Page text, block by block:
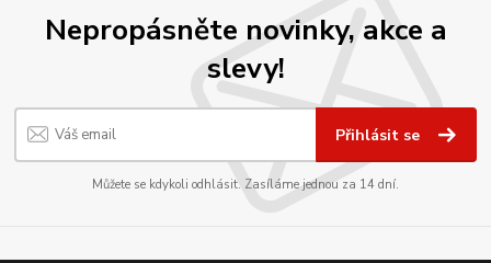
Nepropásněte novinky, akce a
slevy!
Přihlásit se
Můžete se kdykoli odhlásit. Zasíláme jednou za 14 dní.